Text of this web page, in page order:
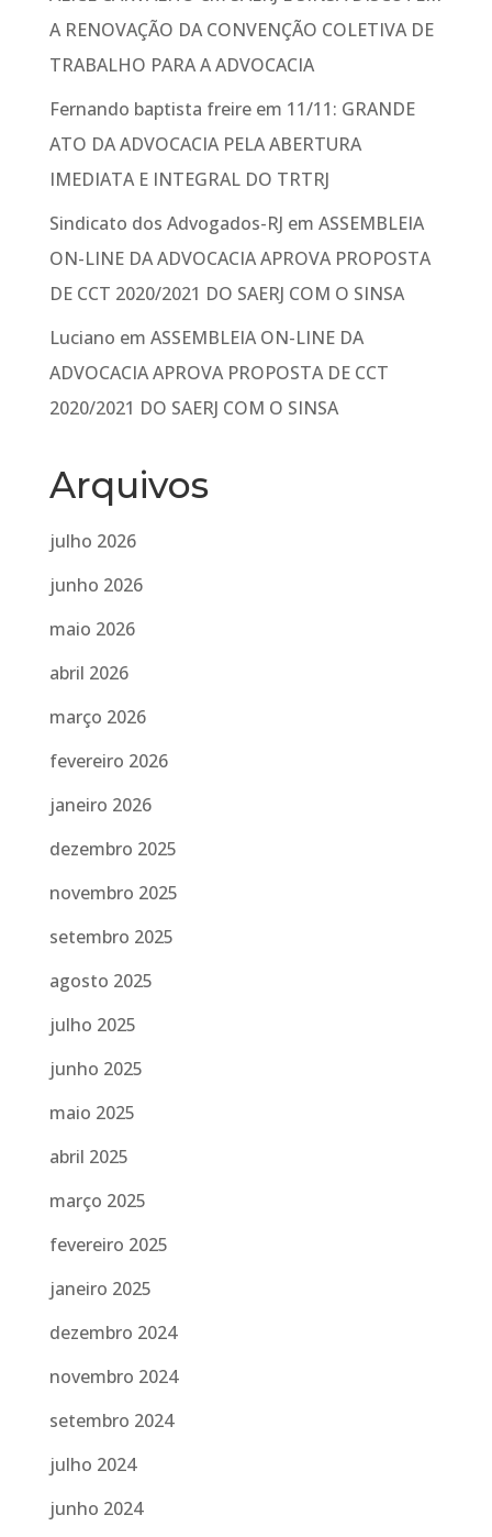
A RENOVAÇÃO DA CONVENÇÃO COLETIVA DE
TRABALHO PARA A ADVOCACIA
Fernando baptista freireem 11/11: GRANDE
ATO DA ADVOCACIA PELA ABERTURA
IMEDIATA E INTEGRAL DO TRTRJ
Sindicato dos Advogados-RJ em ASSEMBLEIA
ON-LINE DA ADVOCACIA APROVA PROPOSTA
DE CCT 2020/2021 DO SAERJ COM O SINSA
Luciano em ASSEMBLEIA ON-LINE DA
ADVOCACIA APROVA PROPOSTA DE CCT
2020/2021 DO SAERJ COM O SINSA
Arquivos
julho 2026
junho 2026
maio 2026
abril 2026
março 2026
fevereiro 2026
janeiro 2026
dezembro 2025
novembro 2025
setembro 2025
agosto 2025
julho 2025
junho 2025
maio 2025
abril 2025
março 2025
fevereiro 2025
janeiro 2025
dezembro 2024
novembro 2024
setembro 2024
julho 2024
junho 2024